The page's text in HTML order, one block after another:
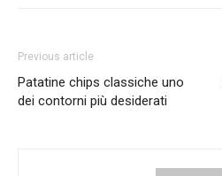
Previous article
Patatine chips classiche uno
dei contorni più desiderati